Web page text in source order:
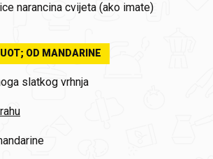
narancina cvijeta (ako imate)
OD MANDARINE
slatkog vrhnja